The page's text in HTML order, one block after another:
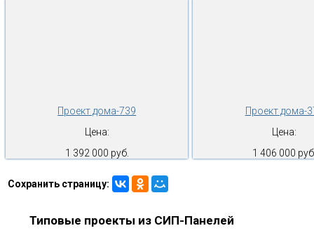
Проект дома-739
Цена:
1 392 000 руб.
Проект дома-
Цена:
1 406 000
Сохранить страницу:
Типовые проекты из СИП-Панелей